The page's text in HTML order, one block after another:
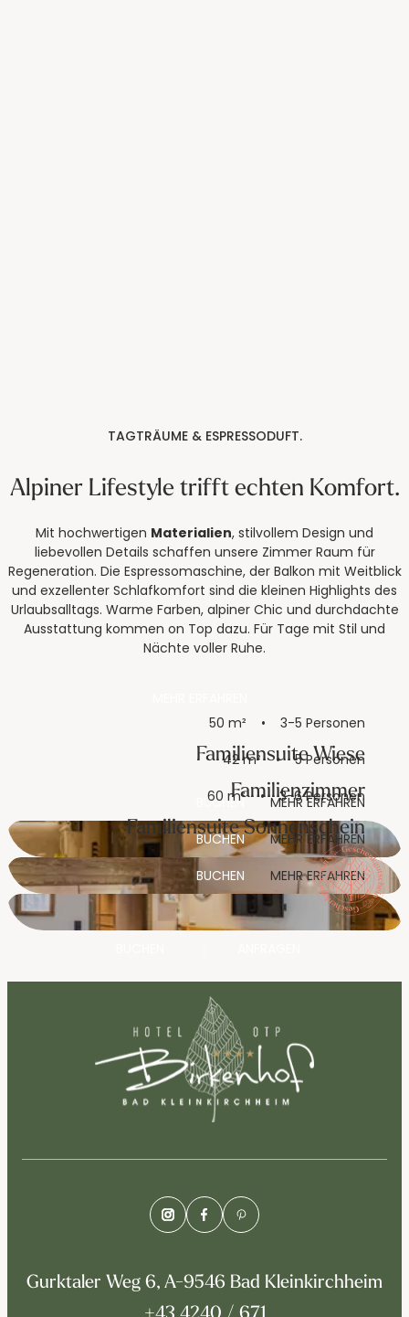
TAGTRÄUME & ESPRESSODUFT.
Alpiner Lifestyle trifft echten Komfort.
Mit hochwertigen Materialien, stilvollem Design und
liebevollen Details schaffen unsere Zimmer Raum für
Regeneration. Die Espressomaschine, der Balkon mit Weitblick
und exzellenter Schlafkomfort sind die kleinen Highlights des
Urlaubsalltags. Warme Farben, alpiner Chic und durchdachte
Ausstattung kommen on Top dazu. Für Tage mit Stil und
Nächte voller Ruhe.
50 m²
3-5 Personen
Familiensuite Wiese
BUCHEN MEHR ERFAHREN
42 m² 5 Personen
Familienzimmer
BUCHEN MEHR ERFAHREN
60 m² 3-6 Personen
Familiensuite Sonnenschein
BUCHEN MEHR ERFAHREN
Gurktaler Weg 6, A-9546 Bad Kleinkirchheim
+43 4240 / 671